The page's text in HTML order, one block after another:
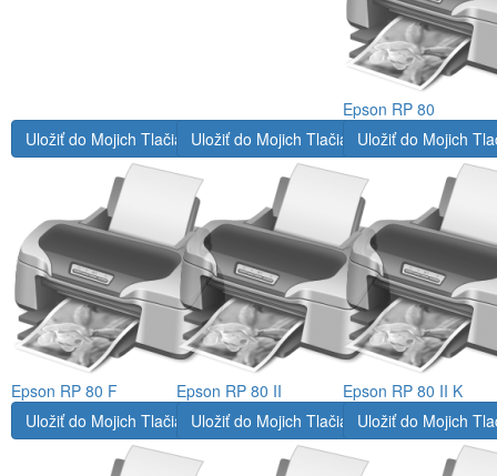
Epson RP 80
Uložiť do Mojich Tlačiarní
Epson RP 80 F
Uložiť do Mojich Tlačiarní
Epson RP 80 II
Uložiť do Mojich
Epson RP 80 II K
Uložiť do Mojich TlačiarníUložiť do Mojich TlačiarníUložiť do Mojich